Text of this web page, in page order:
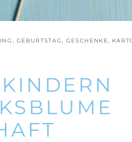
, GEBURTSTAG, GESCHENKE,